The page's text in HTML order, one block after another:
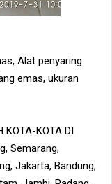
Alat penyaring
emas, ukuran
KOTA-KOTA DI
Semarang,
Jakarta, Bandung,